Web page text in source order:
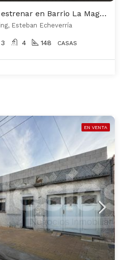
Casa en venta a estrenar en Barrio La Magdalena Canning
Esteban Echeverría
3 4 148 CASAS
EN VENTA